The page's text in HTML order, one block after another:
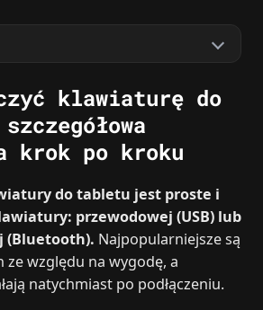
klawiaturę do
krok po kroku
do tabletu jest proste i
przewodowej (USB) lub
(Bluetooth). Najpopularniejsze są
względu na wygodę, a
natychmiast po podłączeniu.